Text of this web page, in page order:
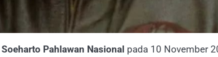
Soeharto Pahlawan Nasional pada 10 November